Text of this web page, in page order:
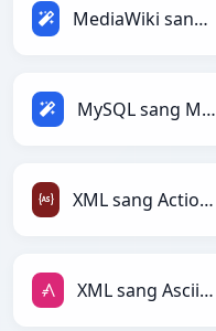
MediaWiki sang Magic
MySQL sang Magic
XML sang ActionScript
XML sang AsciiDoc